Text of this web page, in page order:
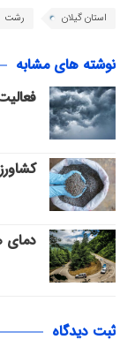
استان گیلان رشت
نوشته های مشابه
دمای
ثبت دیدگاه